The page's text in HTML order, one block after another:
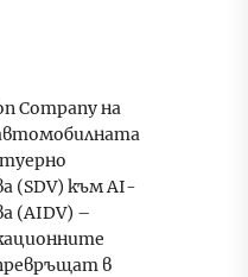
Company на
(SDV) към AI-
(AIDV) –
в